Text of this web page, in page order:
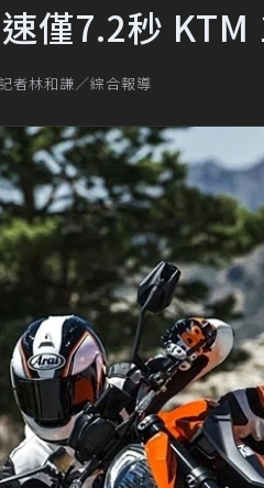
僅7.2秒
者林和謙／綜合報導